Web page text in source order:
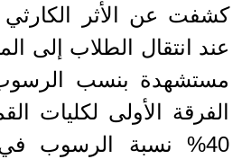
كشفت عن الأثر
عند انتقال الطلاب إلى
مستشهدة بنسب
الفرقة الأولى لكليات
40% نسبة الرسوب